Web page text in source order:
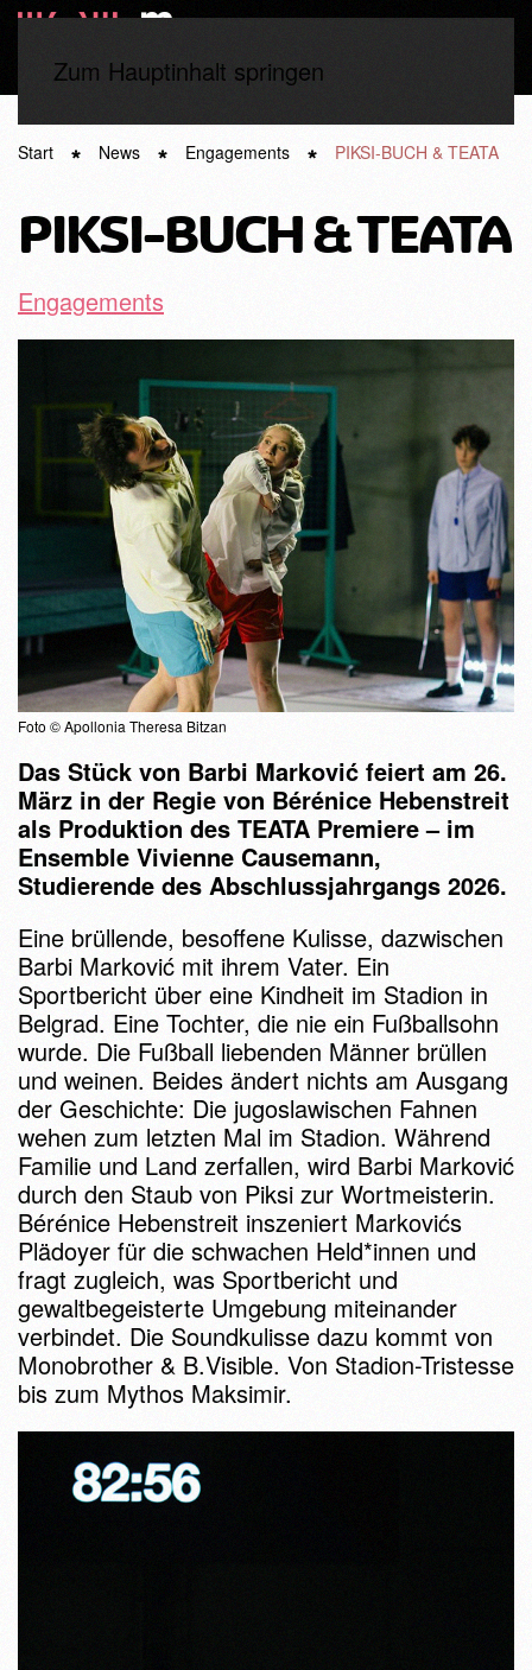
Zum Hauptinhalt springen
Start News Engagements PIKSI-BUCH & TEATA
PIKSI-BUCH & TEATA
Engagements
Foto © Apollonia Theresa Bitzan
Das Stück von Barbi Marković feiert am 26.
März in der Regie von Bérénice Hebenstreit
als Produktion des TEATA Premiere – im
Ensemble Vivienne Causemann,
Studierende des Abschlussjahrgangs 2026.
Eine brüllende, besoffene Kulisse, dazwischen
Barbi Marković mit ihrem Vater. Ein
Sportbericht über eine Kindheit im Stadion in
Belgrad. Eine Tochter, die nie ein Fußballsohn
wurde. Die Fußball liebenden Männer brüllen
und weinen. Beides ändert nichts am Ausgang
der Geschichte: Die jugoslawischen Fahnen
wehen zum letzten Mal im Stadion. Während
Familie und Land zerfallen, wird Barbi Marković
durch den Staub von Piksi zur Wortmeisterin.
Bérénice Hebenstreit inszeniert Markovićs
Plädoyer für die schwachen Held*innen und
fragt zugleich, was Sportbericht und
gewaltbegeisterte Umgebung miteinander
verbindet. Die Soundkulisse dazu kommt von
Monobrother & B.Visible. Von Stadion-Tristesse
bis zum Mythos Maksimir.